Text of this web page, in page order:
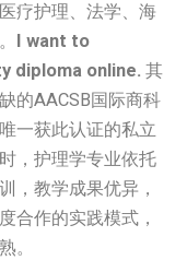
疗护理、法学、海
I want to
diploma online. 其
的AACSB国际商科
一获此认证的私立
，护理学专业依托
，教学成果优异，
合作的实践模式，
。